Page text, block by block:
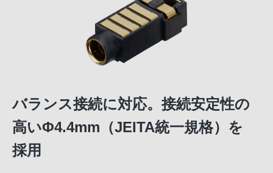
バランス接続に対応。接続安定性の
高いΦ4.4mm（JEITA統一規格）を
採用